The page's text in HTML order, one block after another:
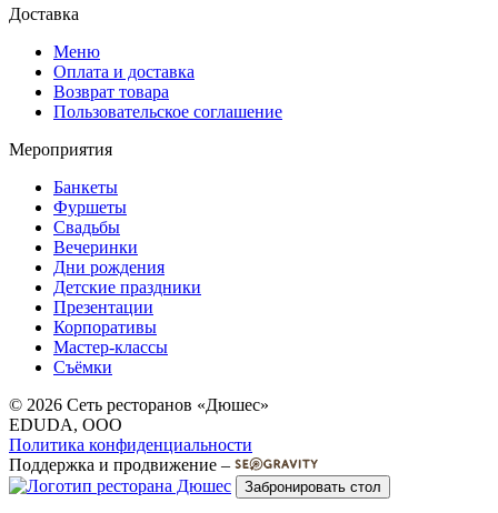
Доставка
Меню
Оплата и доставка
Возврат товара
Пользовательское соглашение
Мероприятия
Банкеты
Фуршеты
Свадьбы
Вечеринки
Дни рождения
Детские праздники
Презентации
Корпоративы
Мастер-классы
Съёмки
© 2026 Сеть ресторанов «Дюшес»
EDUDA, OOO
Политика конфиденциальности
Поддержка и продвижение –
Забронировать стол